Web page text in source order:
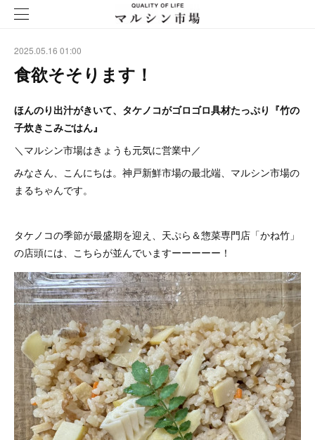
2025.05.16 01:00
食欲そそります！
ほんのり出汁がきいて、タケノコがゴロゴロ具材たっぷり『竹の
子炊きこみごはん』
＼マルシン市場はきょうも元気に営業中／
みなさん、こんにちは。神戸新鮮市場の最北端、マルシン市場の
まるちゃんです。
タケノコの季節が最盛期を迎え、天ぷら＆惣菜専門店「かね竹」
の店頭には、こちらが並んでいますーーーーー！